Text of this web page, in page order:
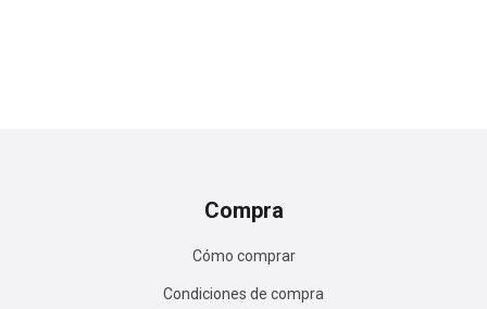
Compra
Cómo comprar
Condiciones de compra